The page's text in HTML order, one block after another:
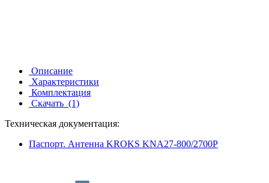
Описание
Характеристики
Комплектация
Скачать (1)
Техническая документация:
Паспорт. Антенна KROKS KNA27-800/2700P